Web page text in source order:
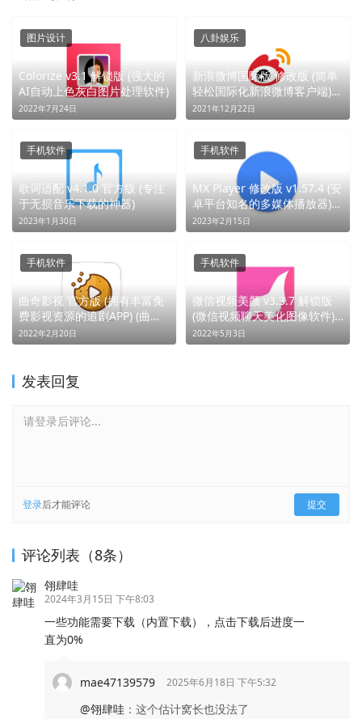
Colorize v3.1 解锁版 (强大的
AI自动上色灰白图片处理软件)
2022年7月24日
图片设计
新浪微博国际版 修改版 (简单
轻松国际化新浪微博客户端)
(异界求生，末日重建)
2021年12月22日
八卦娱乐
歌词适配 v4.1.0 官方版 (专注
于无损音乐下载的神器)
2023年1月30日
手机软件
MX Player 修改版 v1.57.4 (安
卓平台知名的多媒体播放器)
(硬核解码，影音重生)
2023年2月15日
手机软件
曲奇影视 官方版 (拥有丰富免
费影视资源的追剧APP) (曲奇
影视，追剧无界)
2022年2月20日
手机软件
微信视频美颜 v3.3.7 解锁版
(微信视频聊天美化图像软件)
(视频美颜，自信相见)
2022年5月3日
手机软件
发表回复
请登录后评论...
登录后才能评论 提交
评论列表（8条）
翎肆哇
2024年3月15日 下午8:03
一些功能需要下载（内置下载），点击下载后进度一
直为0%
mae47139579 2025年6月18日 下午5:32
@翎肆哇 ： 这个估计窝长也没法了